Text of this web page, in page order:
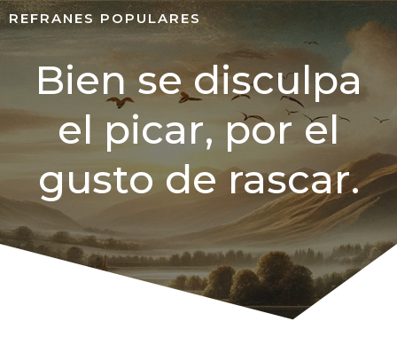
REFRANES POPULARES
Bien se disculpa
el picar, por el
gusto de rascar.